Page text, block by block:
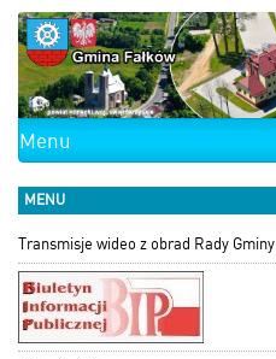
Menu
MENU
Transmisje wideo z obrad Rady Gminy